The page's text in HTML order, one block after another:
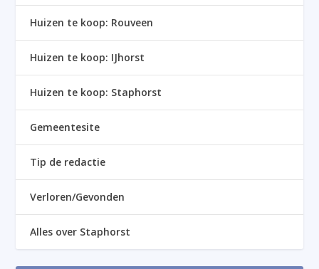
Huizen te koop: Rouveen
Huizen te koop: IJhorst
Huizen te koop: Staphorst
Gemeentesite
Tip de redactie
Verloren/Gevonden
Alles over Staphorst